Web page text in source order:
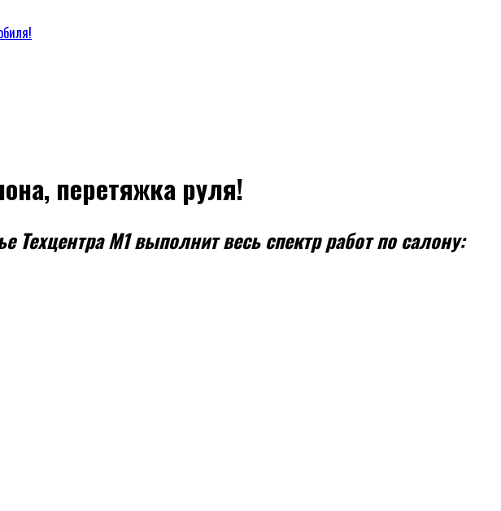
перетяжка руля!
Техцентра М1 выполнит весь спектр работ по салону: